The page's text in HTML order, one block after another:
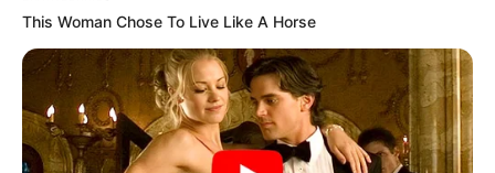
This Woman Chose To Live Like A Horse